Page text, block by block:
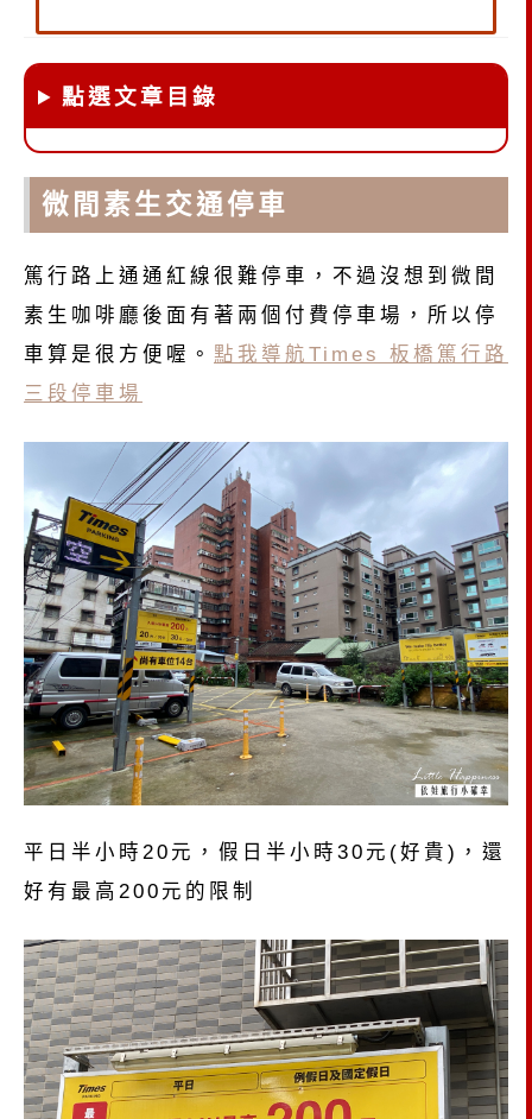
點選文章目錄
微間素生交通停車
篤行路上通通紅線很難停車，不過沒想到微間
素生咖啡廳後面有著兩個付費停車場，所以停
車算是很方便喔。 點我導航Times 板橋篤行路
三段停車場
平日半小時20元，假日半小時30元(好貴)，還
好有最高200元的限制